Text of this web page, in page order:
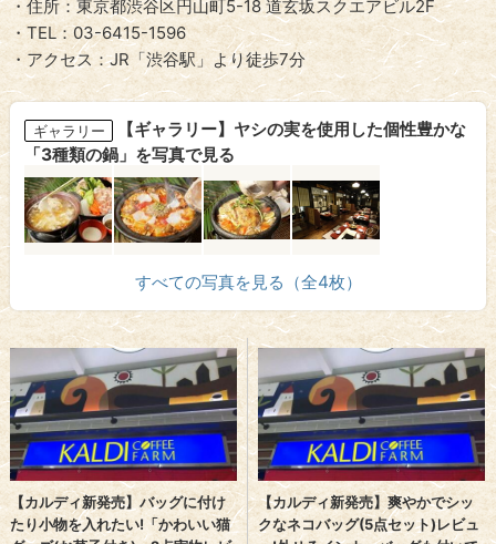
・住所：東京都渋谷区円山町5-18 道玄坂スクエアビル2F
・TEL：03-6415-1596
・アクセス：JR「渋谷駅」より徒歩7分
ギャラリー
【ギャラリー】ヤシの実を使用した個性豊かな
「3種類の鍋」を写真で見る
すべての写真を見る（全4枚）